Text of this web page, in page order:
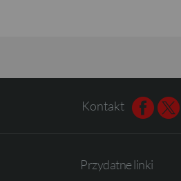
Kontakt
Przydatne linki